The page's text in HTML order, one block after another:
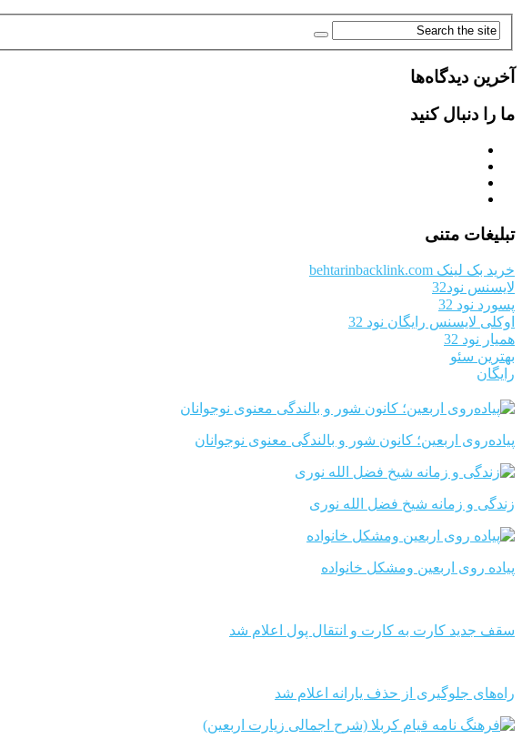
آخرین دیدگاه‌ها
ما را دنبال کنید
تبلیغات متنی
خرید بک لینک behtarinbacklink.com
لایسنس نود32
پسورد نود 32
اوکلی لایسنس رایگان نود 32
همیار نود 32
بهترین سئو
رایگان
پیاده‌روی اربعین؛ کانون شور و بالندگی معنوی نوجوانان
زندگی و زمانه شیخ فضل الله نوری
پیاده روی اربعین ومشکل خانواده
سقف جدید کارت به کارت و انتقال پول اعلام شد
راه‌های جلوگیری از حذف یارانه اعلام شد